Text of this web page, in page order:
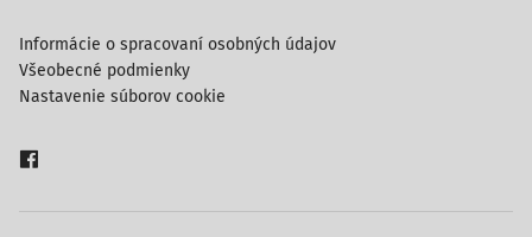
Informácie o spracovaní osobných údajov
Všeobecné podmienky
Nastavenie súborov cookie